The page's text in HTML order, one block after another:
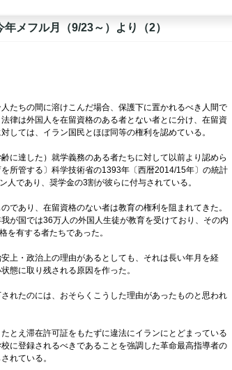
メフル月（9/23～）より（2）
たちの間に溶けこんだ場合、保護下に置かれるべき人間で
律は外国人を在留資格のある者とない者とに分け、在留資
しては、イラン国民とほぼ同等の権利を認めている。
に達した）就学義務のある者たちに対して以前より認めら
所管する〕科学技術省の1393年〔西暦2014/15年〕の統計
であり、奨学金の3割が彼らに付与されている。
あり、在留資格のない者は教育の権利を阻まれてきた。
が国では36万人の外国人生徒が教育を受けており、その内
を有する者たちであった。
上・政治上の理由があるとしても、それは長い年月を経
態に取り残される原因を作った。
れたのには、おそらくこうした理由があったものと思われ
とえ滞在許可証をもたずに違法にイランにとどまっている
に登録されるべきであることを強調した革命最高指導者の
れている。